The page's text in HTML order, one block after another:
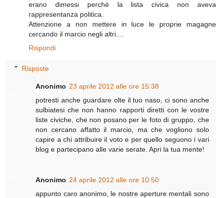
erano dimessi perchè la lista civica non aveva
rappresentanza politica.
Attenzione a non mettere in luce le proprie magagne
cercando il marcio negli altri....
Rispondi
Risposte
Anonimo 23 aprile 2012 alle ore 15:38
potresti anche guardare olte il tuo naso, ci sono anche
sulbiatesi che non hanno rapporti diretti con le vostre
liste civiche, che non posano per le foto di gruppo, che
non cercano affatto il marcio, ma che vogliono solo
capire a chi attribuire il voto e per quello seguono i vari
blog e partecipano alle varie serate. Apri la tua mente!
Anonimo 24 aprile 2012 alle ore 10:50
appunto caro anonimo, le nostre aperture mentali sono